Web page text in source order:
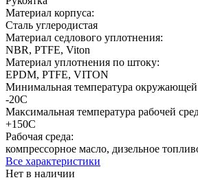
Материал корпуса:
Сталь углеродистая
Материал седлового уплотнения:
NBR, PTFE, Viton
Материал уплотнения по штоку:
EPDM, PTFE, VITON
Минимальная температура окружающей
-20С
Максимальная температура рабочей
+150C
Рабочая среда:
компрессорное масло, дизельное
Все характеристики
Нет в наличии